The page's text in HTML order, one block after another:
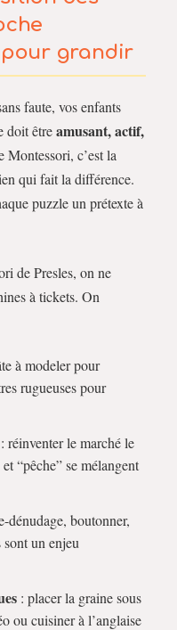
grandir
faute, vos enfants
doit êtreamusant, actif,
c’est la
qui fait la différence.
puzzle un prétexte à
de Presles, on ne
à tickets. On
à modeler pour
rugueuses pour
: réinventer le marché le
“pêche” se mélangent
dénudage, boutonner,
un enjeu
: placer la graine sous
ou cuisiner à l’anglaise